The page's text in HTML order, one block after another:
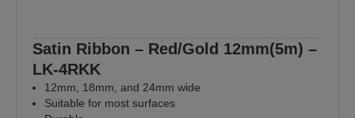
Satin Ribbon – Red/Gold 12mm(5m) –
LK-4RKK
12mm, 18mm, and 24mm wide
Suitable for most surfaces